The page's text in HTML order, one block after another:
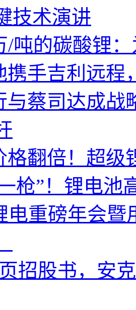
技术演讲
/吨的碳酸锂
携手吉利远程
与蔡司达成战
格翻倍！超级
枪”！锂电池
电重磅年会
招股书，安